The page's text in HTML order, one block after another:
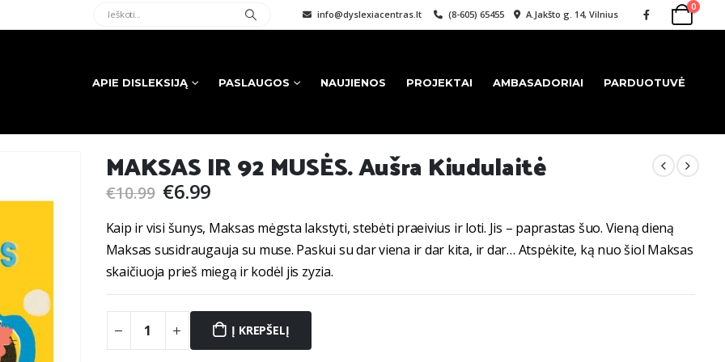
info@dyslexiacentras.lt (8-605) 65455 A.Jakšto g. 14, Vilnius
0
APIE DISLEKSIJĄ PASLAUGOS NAUJIENOS PROJEKTAI AMBASADORIAI PARDUOTUVĖ
MAKSAS IR 92 MUSĖS. Aušra Kiudulaitė
€10.99 Original
was:
€10.99.
€6.99Current
is:
€6.99.
Kaip ir visi šunys, Maksas mėgsta lakstyti, stebėti praeivius ir loti. Jis – paprastas šuo. Vieną dieną
Maksas susidraugauja su muse. Paskui su dar viena ir dar kita, ir dar… Atspėkite, ką nuo šiol Maksas
skaičiuoja prieš miegą ir kodėl jis zyzia.
Į KREPŠELĮ